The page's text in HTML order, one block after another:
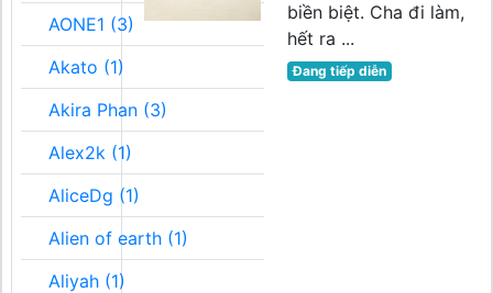
AONE1 (3)
Akato (1)
Akira Phan (3)
Alex2k (1)
AliceDg (1)
Alien of earth (1)
Aliyah (1)
biền biệt. Cha đi làm,
hết ra ...
Đang tiếp diễn